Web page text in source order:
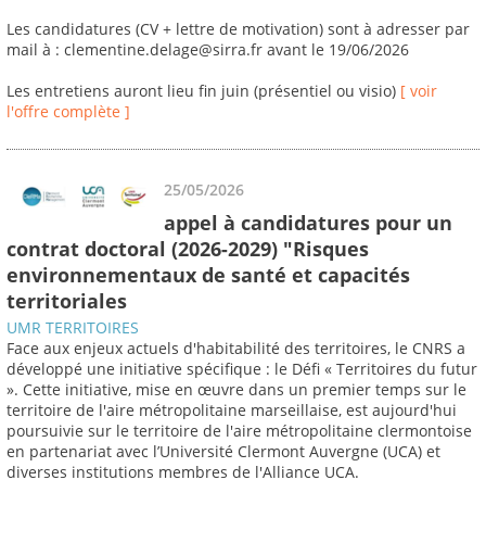
Les candidatures (CV + lettre de motivation) sont à adresser par
mail à : clementine.delage@sirra.fr avant le 19/06/2026
Les entretiens auront lieu fin juin (présentiel ou visio) [ voir
l'offre complète ]
25/05/2026
appel à candidatures pour un
contrat doctoral (2026-2029) "Risques
environnementaux de santé et capacités
territoriales
UMR TERRITOIRES
Face aux enjeux actuels d'habitabilité des territoires, le CNRS a
développé une initiative spécifique : le Défi « Territoires du futur
». Cette initiative, mise en œuvre dans un premier temps sur le
territoire de l'aire métropolitaine marseillaise, est aujourd'hui
poursuivie sur le territoire de l'aire métropolitaine clermontoise
en partenariat avec l’Université Clermont Auvergne (UCA) et
diverses institutions membres de l'Alliance UCA.